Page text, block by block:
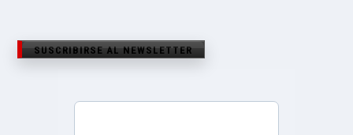
SUSCRIBIRSE AL NEWSLETTER